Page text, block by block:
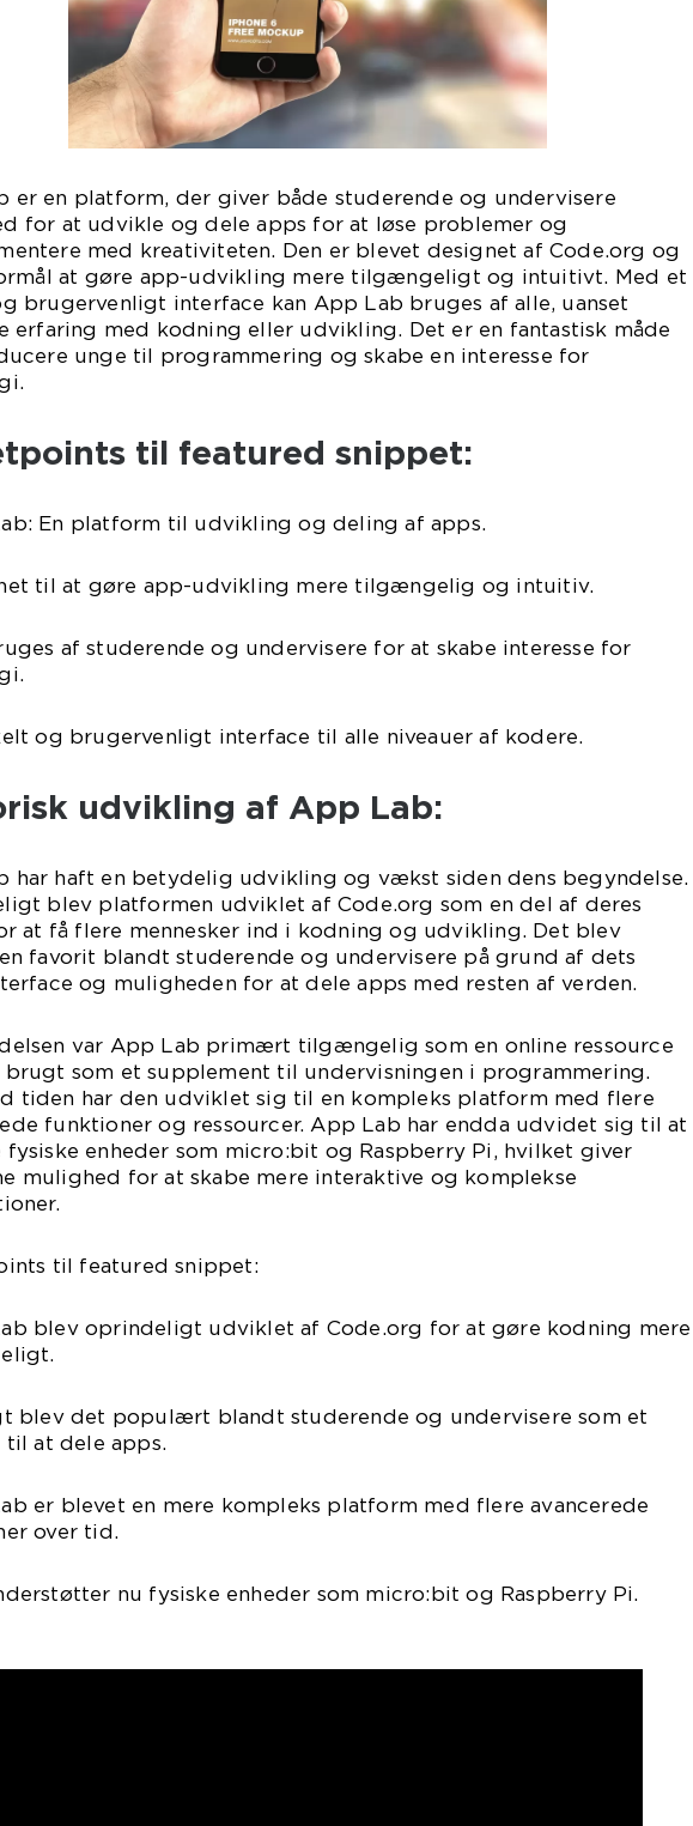
er en platform, der giver både studerende og undervisere
for at udvikle og dele apps for at løse problemer og
med kreativiteten. Den er blevet designet af Code.org og
at gøre app-udvikling mere tilgængeligt og intuitivt. Med et
brugervenligt interface kan App Lab bruges af alle, uanset
erfaring med kodning eller udvikling. Det er en fantastisk måde
unge til programmering og skabe en interesse for
til featured snippet:
En platform til udvikling og deling af apps.
til at gøre app-udvikling mere tilgængelig og intuitiv.
af studerende og undervisere for at skabe interesse for
og brugervenligt interface til alle niveauer af kodere.
udvikling af App Lab:
har haft en betydelig udvikling og vækst siden dens begyndelse.
blev platformen udviklet af Code.org som en del af deres
at få flere mennesker ind i kodning og udvikling. Det blev
favorit blandt studerende og undervisere på grund af dets
og muligheden for at dele apps med resten af verden.
var App Lab primært tilgængelig som en online ressource
som et supplement til undervisningen i programmering.
tiden har den udviklet sig til en kompleks platform med flere
funktioner og ressourcer. App Lab har endda udvidet sig til at
enheder som micro:bit og Raspberry Pi, hvilket giver
mulighed for at skabe mere interaktive og komplekse
til featured snippet:
blev oprindeligt udviklet af Code.org for at gøre kodning mere
blev det populært blandt studerende og undervisere som et
at dele apps.
er blevet en mere kompleks platform med flere avancerede
over tid.
nu fysiske enheder som micro:bit og Raspberry Pi.